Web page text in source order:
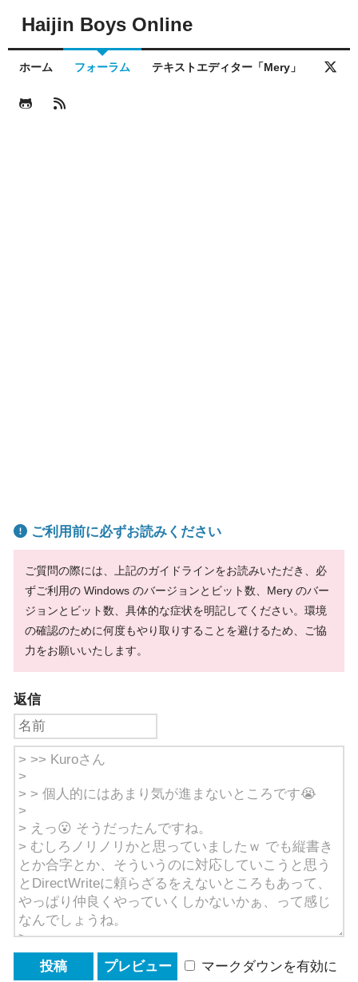
Haijin Boys Online
ホーム フォーラム テキストエディター「Mery」
ご利用前に必ずお読みください
ご質問の際には、上記のガイドラインをお読みいただき、必
ずご利用の Windows のバージョンとビット数、Mery のバー
ジョンとビット数、具体的な症状を明記してください。環境
の確認のために何度もやり取りすることを避けるため、ご協
力をお願いいたします。
返信
マークダウンを有効に